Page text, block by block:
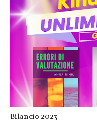
BookMusic Party
Bilancio 2023